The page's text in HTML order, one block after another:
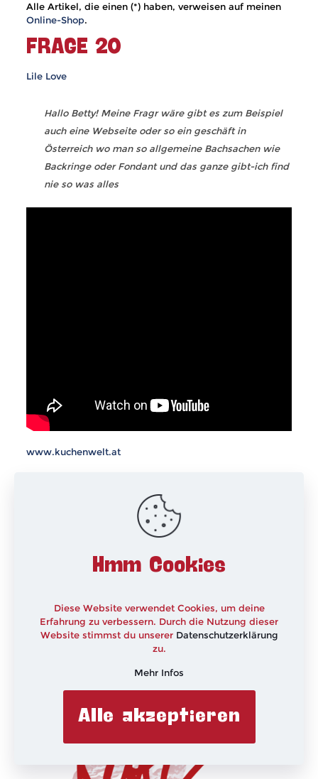
Alle Artikel, die einen (*) haben, verweisen auf meinen
Online-Shop.
FRAGE 20
Lile Love
Hallo Betty! Meine Fragr wäre gibt es zum Beispiel
auch eine Webseite oder so ein geschäft in
Österreich wo man so allgemeine Bachsachen wie
Backringe oder Fondant und das ganze gibt-ich find
nie so was alles
www.kuchenwelt.at
(Caros Zuckerzauber)
Ich hoffe, ihr hattet genauso viel Spaß beim Schauen
hier unter dem Beitrag oder unter dem YouTube Video.
xxx
Hmm Cookies
Diese Website verwendet Cookies, um deine
Erfahrung zu verbessern. Durch die Nutzung dieser
Website stimmst du unserer Datenschutzerklärung
zu.
Mehr Infos
Alle akzeptieren